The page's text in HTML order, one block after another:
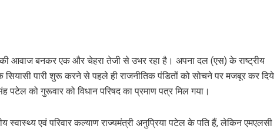
की आवाज बनकर एक और चेहरा तेजी से उभर रहा है। अपना दल (एस) के राष्ट्रीय
पारी शुरू करने से पहले ही राजनीतिक पंडितों को सोचने पर मजबूर कर दिये
पटेल को गुरूवार को विधान परिषद का प्रमाण पत्र मिल गया।
एवं परिवार कल्याण राज्यमंत्री अनुप्रिया पटेल के पति हैं, लेकिन एमएलसी